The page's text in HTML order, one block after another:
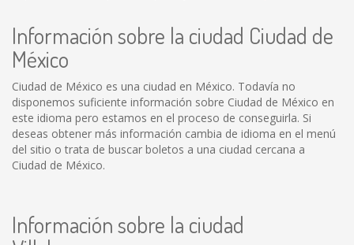
Información sobre la ciudad Ciudad de
México
Ciudad de México es una ciudad en México. Todavía no
disponemos suficiente información sobre Ciudad de México en
este idioma pero estamos en el proceso de conseguirla. Si
deseas obtener más información cambia de idioma en el menú
del sitio o trata de buscar boletos a una ciudad cercana a
Ciudad de México.
Información sobre la ciudad